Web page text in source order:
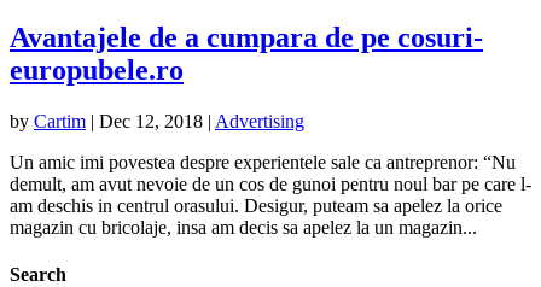
Avantajele de a cumpara de pe cosuri-
europubele.ro
by Cartim | Dec 12, 2018 | Advertising
Un amic imi povestea despre experientele sale ca antreprenor: “Nu
demult, am avut nevoie de un cos de gunoi pentru noul bar pe care l-
am deschis in centrul orasului. Desigur, puteam sa apelez la orice
magazin cu bricolaje, insa am decis sa apelez la un magazin...
Search